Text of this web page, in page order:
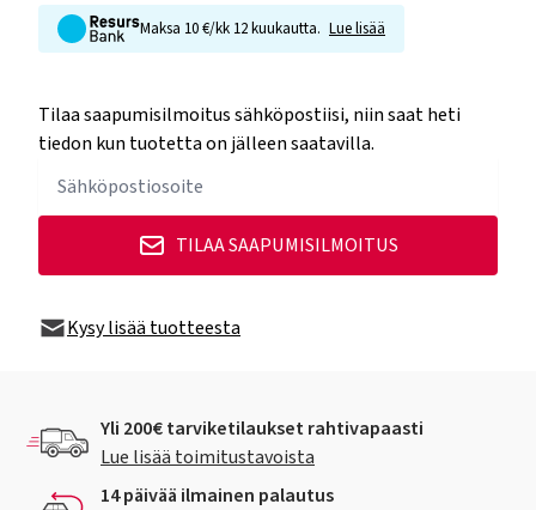
Maksa 10 €/kk 12 kuukautta. Lue lisää
Tilaa saapumisilmoitus sähköpostiisi, niin saat heti
tiedon kun tuotetta on jälleen saatavilla.
TILAA SAAPUMISILMOITUS
Kysy lisää tuotteesta
Yli 200€ tarviketilaukset rahtivapaasti
Lue lisää toimitustavoista
14 päivää ilmainen palautus